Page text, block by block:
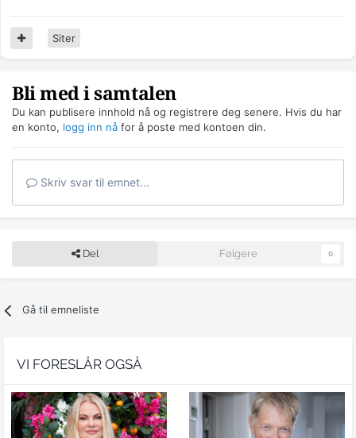
Siter
Bli med i samtalen
Du kan publisere innhold nå og registrere deg senere. Hvis du har
en konto, logg inn nå for å poste med kontoen din.
Skriv svar til emnet...
Del Følgere 0
Gå til emneliste
VI FORESLÅR OGSÅ